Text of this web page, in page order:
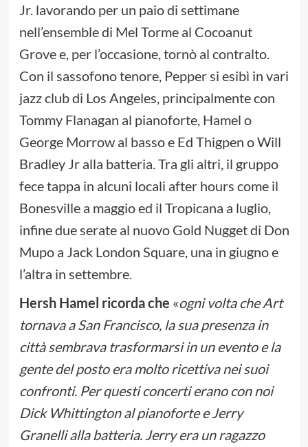
Jr. lavorando per un paio di settimane
nell’ensemble di Mel Torme al Cocoanut
Grove e, per l’occasione, tornò al contralto.
Con il sassofono tenore, Pepper si esibì in vari
jazz club di Los Angeles, principalmente con
Tommy Flanagan al pianoforte, Hamel o
George Morrow al basso e Ed Thigpen o Will
Bradley Jr alla batteria. Tra gli altri, il gruppo
fece tappa in alcuni locali after hours come il
Bonesville a maggio ed il Tropicana a luglio,
infine due serate al nuovo Gold Nugget di Don
Mupo a Jack London Square, una in giugno e
l’altra in settembre.
Hersh Hamel ricorda che «ogni volta che Art
tornava a San Francisco, la sua presenza in
città sembrava trasformarsi in un evento e la
gente del posto era molto ricettiva nei suoi
confronti. Per questi concerti erano con noi
Dick Whittington al pianoforte e Jerry
Granelli alla batteria. Jerry era un ragazzo